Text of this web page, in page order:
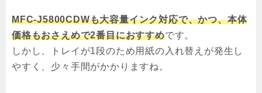
MFC-J5800CDWも大容量インク対応で、かつ、本体
価格もおさえめで2番目におすすめです。
しかし、トレイが1段のため用紙の入れ替えが発生し
やすく、少々手間がかかりますね。